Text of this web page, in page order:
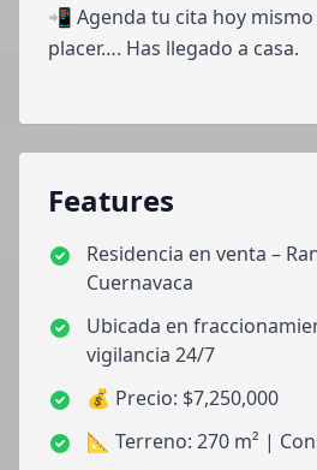
📲 Agenda tu cita hoy
placer…. Has llegado a casa.
Features
Residencia en venta –
Cuernavaca
Ubicada en
vigilancia 24/7
💰 Precio: $7,250,000
📐 Terreno: 270 m² |